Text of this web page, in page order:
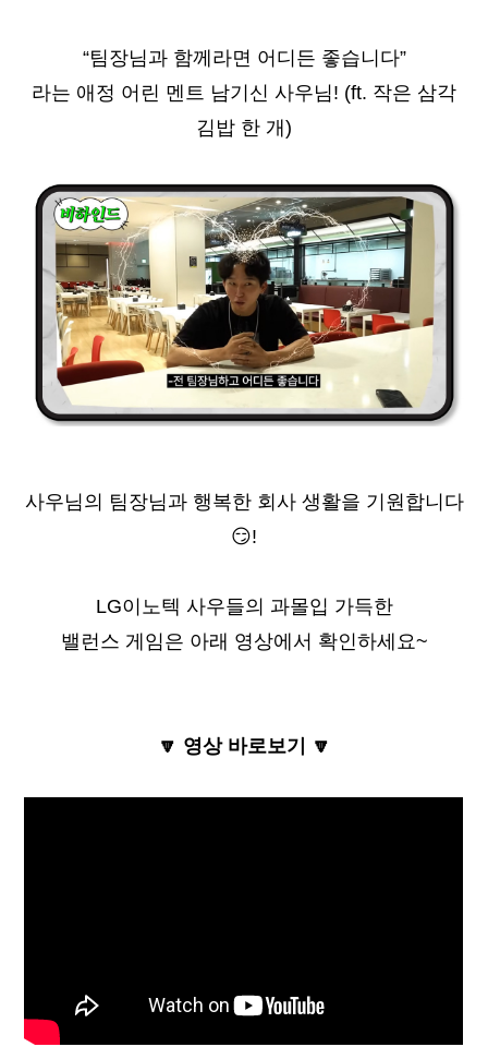
“팀장님과 함께라면 어디든 좋습니다”
라는 애정 어린 멘트 남기신 사우님! (ft. 작은 삼각
김밥 한 개)
사우님의 팀장님과 행복한 회사 생활을 기원합니다
😏!
LG이노텍 사우들의 과몰입 가득한
밸런스 게임은 아래 영상에서 확인하세요~
🔽 영상 바로보기 🔽